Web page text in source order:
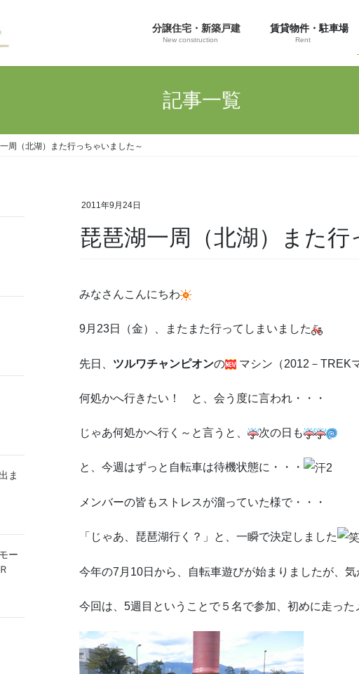
分譲住宅・新築戸建
New construction
賃貸物件・駐車場
Rent
記事一覧
周（北湖）また行っちゃいました～
2011年9月24日
琵琶湖一周（北湖）また
みなさんこんにちわ
9月23日（金）、またまた行ってしまいました
先日、 ツルワチャンピオンの マシン（2012－TREK
何処かへ行きたい！ と、会う度に言われ・・・
じゃあ何処かへ行く～と言うと、 次の日も
と、今週はずっと自転車は待機状態に・・・
メンバーの皆もストレスが溜っていた様で・・・
「じゃあ、琵琶湖行く？」と、一瞬で決定しました
今年の7月10日から、自転車遊びが始まりましたが、
今回は、5週目ということで５名で参加、初めに走っ
ま
ー